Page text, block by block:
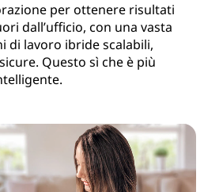
per ottenere risultati
dall’ufficio, con una vasta
di lavoro ibride scalabili,
Questo sì che è più